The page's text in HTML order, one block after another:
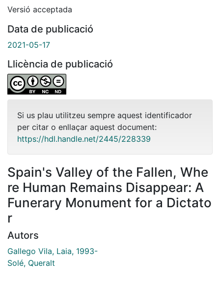
Versió acceptada
Data de publicació
2021-05-17
Llicència de publicació
Si us plau utilitzeu sempre aquest identificador
per citar o enllaçar aquest document:
https://hdl.handle.net/2445/228339
Spain's Valley of the Fallen, Whe
re Human Remains Disappear: A
Funerary Monument for a Dictato
r
Autors
Gallego Vila, Laia, 1993-
Solé, Queralt